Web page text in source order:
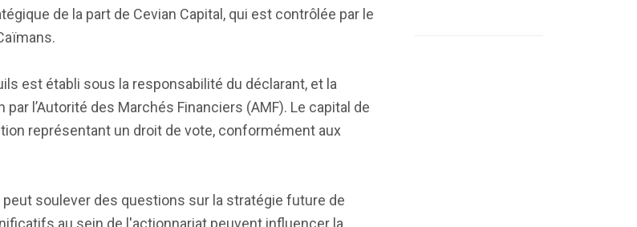
de la part de Cevian Capital, qui est contrôlée par le
est établi sous la responsabilité du déclarant, et la
l’Autorité des Marchés Financiers (AMF). Le capital de
représentant un droit de vote, conformément aux
soulever des questions sur la stratégie future de
au sein de l'actionnariat peuvent influencer la